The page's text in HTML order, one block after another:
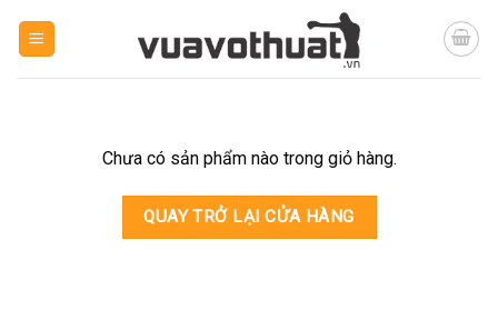
Chưa có sản phẩm nào trong giỏ hàng.
QUAY TRỞ LẠI CỬA HÀNG